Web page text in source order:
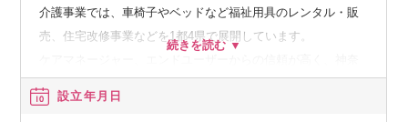
介護事業では、車椅子やベッドなど福祉用具のレンタル・販
売、住宅改修事業などを1都4県で展開しています。
設立年月日